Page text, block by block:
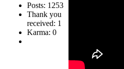
Posts: 1253
Thank you
received: 1
Karma: 0